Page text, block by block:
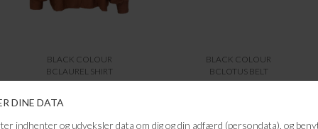
BLACK COLOUR
BCLAUREL SHIRT
BLACK COLOUR
BCLOTUS BELT